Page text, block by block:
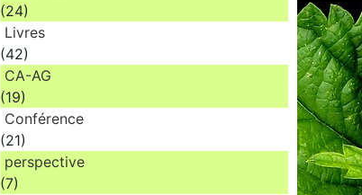
(24)
Livres
(42)
CA-AG
(19)
Conférence
(21)
perspective
(7)